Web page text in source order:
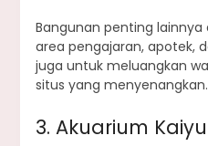
Bangunan penting
area pengajaran, apotek,
juga untuk meluangkan
situs yang menyenangkan.
3. Akuarium